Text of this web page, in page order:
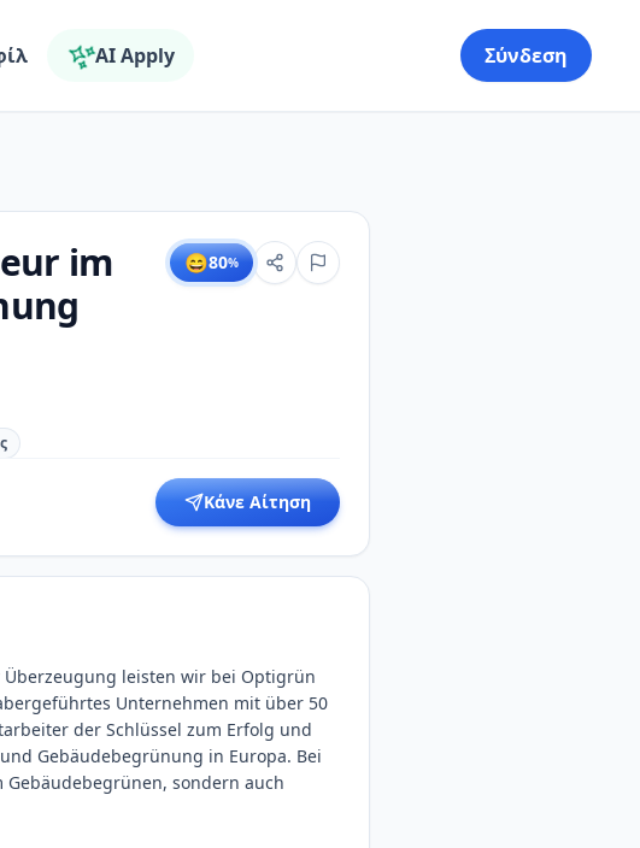
AI Apply Σύνδεση
im
😄80%
Κάνε Αίτηση
leisten wir bei Optigrün
Unternehmen mit über 50
der Schlüssel zum Erfolg und
Gebäudebegrünung in Europa. Bei
sondern auch